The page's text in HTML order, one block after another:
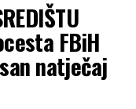
FBiH
natječaj